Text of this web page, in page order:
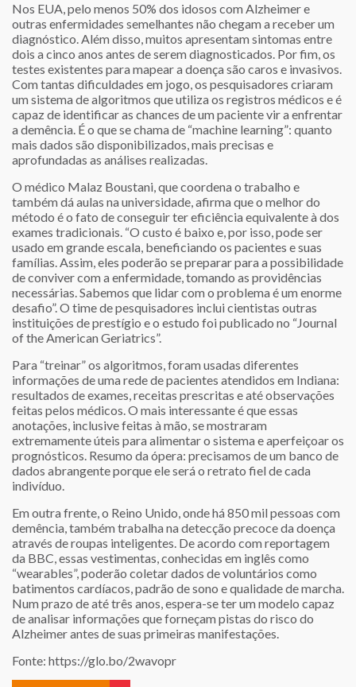
Nos EUA, pelo menos 50% dos idosos com Alzheimer e
outras enfermidades semelhantes não chegam a receber um
diagnóstico. Além disso, muitos apresentam sintomas entre
dois a cinco anos antes de serem diagnosticados. Por fim, os
testes existentes para mapear a doença são caros e invasivos.
Com tantas dificuldades em jogo, os pesquisadores criaram
um sistema de algoritmos que utiliza os registros médicos e é
capaz de identificar as chances de um paciente vir a enfrentar
a demência. É o que se chama de “machine learning”: quanto
mais dados são disponibilizados, mais precisas e
aprofundadas as análises realizadas.
O médico Malaz Boustani, que coordena o trabalho e
também dá aulas na universidade, afirma que o melhor do
método é o fato de conseguir ter eficiência equivalente à dos
exames tradicionais. “O custo é baixo e, por isso, pode ser
usado em grande escala, beneficiando os pacientes e suas
famílias. Assim, eles poderão se preparar para a possibilidade
de conviver com a enfermidade, tomando as providências
necessárias. Sabemos que lidar com o problema é um enorme
desafio”. O time de pesquisadores inclui cientistas outras
instituições de prestígio e o estudo foi publicado no “Journal
of the American Geriatrics”.
Para “treinar” os algoritmos, foram usadas diferentes
informações de uma rede de pacientes atendidos em Indiana:
resultados de exames, receitas prescritas e até observações
feitas pelos médicos. O mais interessante é que essas
anotações, inclusive feitas à mão, se mostraram
extremamente úteis para alimentar o sistema e aperfeiçoar os
prognósticos. Resumo da ópera: precisamos de um banco de
dados abrangente porque ele será o retrato fiel de cada
indivíduo.
Em outra frente, o Reino Unido, onde há 850 mil pessoas com
demência, também trabalha na detecção precoce da doença
através de roupas inteligentes. De acordo com reportagem
da BBC, essas vestimentas, conhecidas em inglês como
“wearables”, poderão coletar dados de voluntários como
batimentos cardíacos, padrão de sono e qualidade de marcha.
Num prazo de até três anos, espera-se ter um modelo capaz
de analisar informações que forneçam pistas do risco do
Alzheimer antes de suas primeiras manifestações.
Fonte: https://glo.bo/2wavopr